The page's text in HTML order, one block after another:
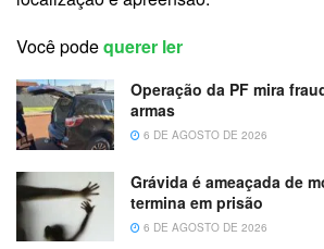
Você podequerer ler
Operação da PF mira
armas
6 DE AGOSTO DE 2026
Grávida é ameaçada de
termina em prisão
6 DE AGOSTO DE 2026